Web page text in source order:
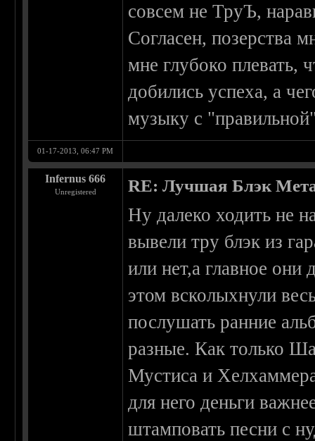
совсем не ТруЪ,
Согласен, позерства
мне глубоко плевать,
добились успеха, а
музыку с
01-17-2013, 06:47 PM
Infernus 666
Unregistered RE: Лучшая Блэк
Ну далеко ходить не
вывели тру блэк из
или нет,а главное
этом всколыхнули
послушать ранние
разные. Как только
Мустиса и
для него деньги
штамповать песни с